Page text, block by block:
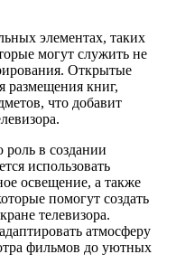
элементах, таких
могут служить не
Открытые
размещения книг,
что добавит
в создании
использовать
освещение, а также
помогут создать
телевизора.
атмосферу
фильмов до уютных